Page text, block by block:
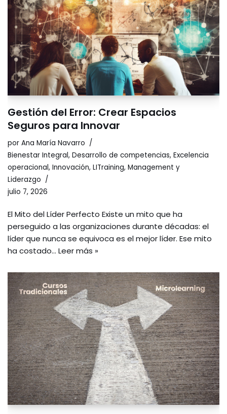
Gestión del Error: Crear Espacios
Seguros para Innovar
por Ana María Navarro
Bienestar Integral, Desarrollo de competencias, Excelencia
operacional, Innovación, LITraining, Management y
Liderazgo
julio 7, 2026
El Mito del Líder Perfecto Existe un mito que ha
perseguido a las organizaciones durante décadas: el
líder que nunca se equivoca es el mejor líder. Ese mito
ha costado… Leer más »